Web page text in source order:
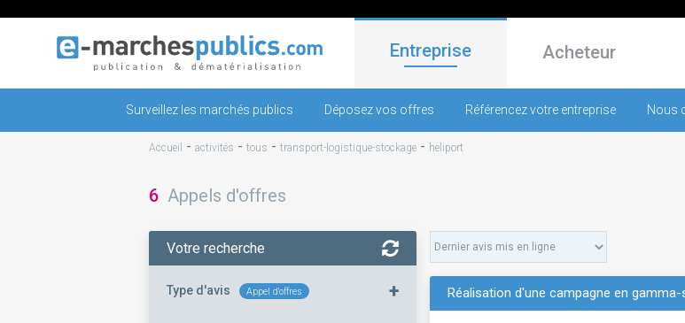
Entreprise Acheteur
Surveillez les marchés publics Déposez vos offres Référencez votre entreprise Nous
Accueil - activités - tous - transport-logistique-stockage - heliport
6 Appels d'offres
Votre recherche
Type d'avis Appel d'offres + Réalisation d'une campagne en